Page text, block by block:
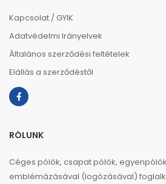
Kapcsolat / GYIK
Adatvédelmi Irányelvek
Általános szerződési feltételek
Elállás a szerződéstől
RÓLUNK
Céges pólók, csapat pólók,
emblémázásával (logózásával)